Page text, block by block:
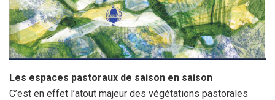
Les espaces pastoraux de saison en saison
C’est en effet l’atout majeur des végétations pastorales